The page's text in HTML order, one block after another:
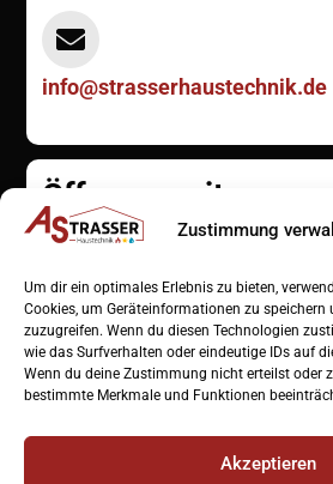
Zustimmung
Um dir ein optimales Erlebnis zu bieten,
Cookies, um Geräteinformationen zu
zuzugreifen. Wenn du diesen Technologien
wie das Surfverhalten oder eindeutige IDs auf
Wenn du deine Zustimmung nicht erteilst oder
bestimmte Merkmale und Funktionen
Akzeptieren
Icon
label
info@strasserhaustechnik.de
Öffnunsgzeiten
Icon
label
Öffnungszeiten
Mo-Fr 7:30-16:30 Uhr
Sa-So Notdienst
Telefonzeiten